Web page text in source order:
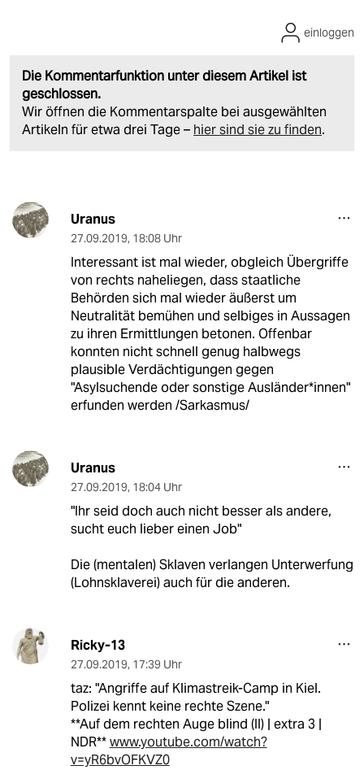
Die Kommentarfunktion unter diesem Artikel ist
geschlossen.
Wir öffnen die Kommentarspalte bei ausgewählten
Artikeln für etwa drei Tage – hier sind sie zu finden.
einloggen
Uranus
27.09.2019, 18:08 Uhr
Interessant ist mal wieder, obgleich Übergriffe
von rechts naheliegen, dass staatliche
Behörden sich mal wieder äußerst um
Neutralität bemühen und selbiges in Aussagen
zu ihren Ermittlungen betonen. Offenbar
konnten nicht schnell genug halbwegs
plausible Verdächtigungen gegen
"Asylsuchende oder sonstige Ausländer*innen"
erfunden werden /Sarkasmus/
Uranus
27.09.2019, 18:04 Uhr
"Ihr seid doch auch nicht besser als andere,
sucht euch lieber einen Job"
Die (mentalen) Sklaven verlangen Unterwerfung
(Lohnsklaverei) auch für die anderen.
Ricky-13
27.09.2019, 17:39 Uhr
taz: "Angriffe auf Klimastreik-Camp in Kiel.
Polizei kennt keine rechte Szene."
**Auf dem rechten Auge blind (II) | extra 3 |
NDR**www.youtube.com/watch?
v=yR6bvOFKVZ0